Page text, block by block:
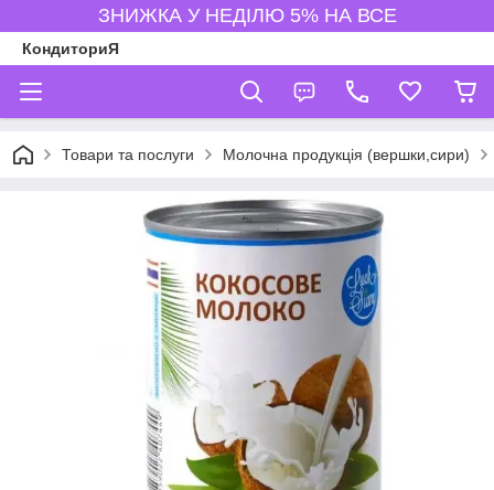
ЗНИЖКА У НЕДІЛЮ 5% НА ВСЕ
КондиториЯ
Товари та послуги Молочна продукція (вершки,сири)